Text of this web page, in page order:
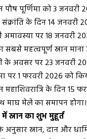
पौष पूर्णिमा को 3 जनवरी
के दिन 14 जनवरी
अमावस्या पर 18 जनवरी
महत्वपूर्ण स्नान माना
के अवसर पर 23 जनवरी
पर 1 फरवरी 2026 को
महाशिवरात्रि के दिन 15
माघ मेले का समापन होगा।
स्नान का शुभ मुहूर्त
के अनुसार स्नान, दान और